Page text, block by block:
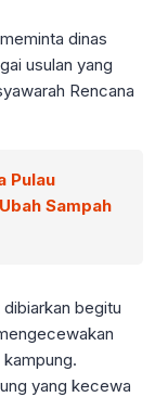
dinas
usulan yang
Rencana
Pulau
Sampah
begitu
yang kecewa